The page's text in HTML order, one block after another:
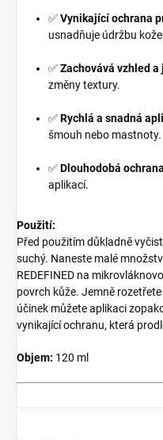
✅Vynikající ochrana
usnadňuje údržbu
✅Zachovává vzhled
změny textury.
✅Rychlá a snadná
šmouh nebo mastnoty.
✅Dlouhodobá ochrana
aplikací.
Použití:
Před použitím důkladně
suchý. Naneste malé
REDEFINED na
povrch kůže. Jemně
účinek můžete aplikaci
vynikající ochranu, která
Objem: 120 ml